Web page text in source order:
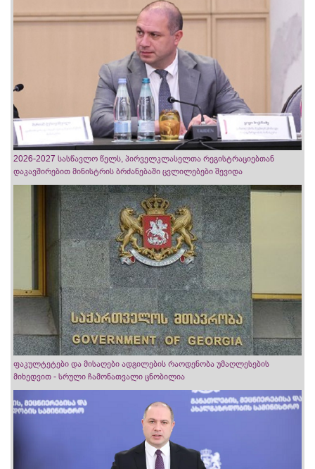
2026-2027 სასწავლო წელს, პირველკლასელთა რეგისტრაციებთან
დაკავშირებით მინისტრის ბრძანებაში ცვლილებები შევიდა
ფაკულტეტები და მისაღები ადგილების რაოდენობა უმაღლესების
მიხედვით - სრული ჩამონათვალი ცნობილია